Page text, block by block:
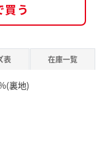
買う
表 在庫一覧
裏地)